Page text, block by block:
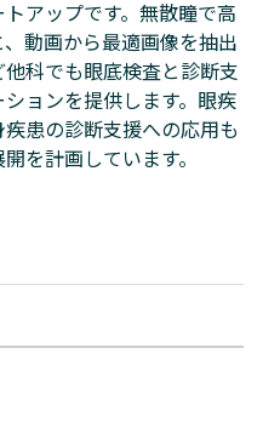
アップです。無散瞳で高
動画から最適画像を抽出
科でも眼底検査と診断支
ョンを提供します。眼疾
患の診断支援への応用も
を計画しています。